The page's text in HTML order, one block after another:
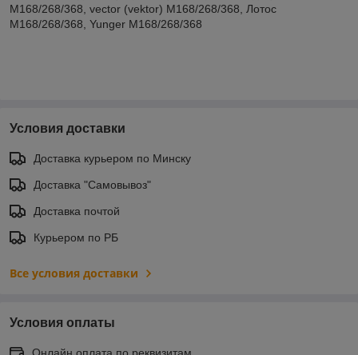
М168/268/368, vector (vektor) М168/268/368, Лотос
М168/268/368, Yunger М168/268/368
Условия доставки
Доставка курьером по Минску
Доставка "Самовывоз"
Доставка почтой
Курьером по РБ
Все условия доставки
Условия оплаты
Онлайн оплата по реквизитам